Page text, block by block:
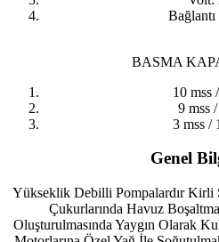
Bağlantı
BASMA
10 mss
9 mss
3 mss /
Genel
Yükseklik Debilli Pompalardır Kirli
Çukurlarında Havuz
Oluşturulmasında Yaygın Olarak